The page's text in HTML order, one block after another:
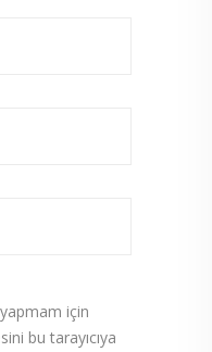
için
bu tarayıcıya